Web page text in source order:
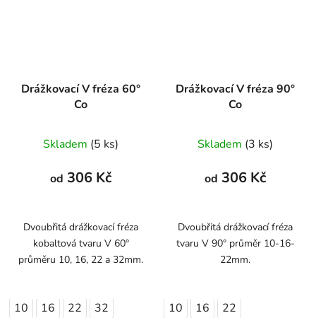
Drážkovací V fréza 60°
Co
Skladem (5 ks)
od 306 Kč
Dvoubřitá drážkovací fréza
kobaltová tvaru V 60°
průměru 10, 16, 22 a 32mm.
10 16 22 32
Drážkovací V fréza 90°
Co
Skladem (3 ks)
od 306 Kč
Dvoubřitá drážkovací fréza
tvaru V 90° průměr 10-16-
22mm.
10 16 22